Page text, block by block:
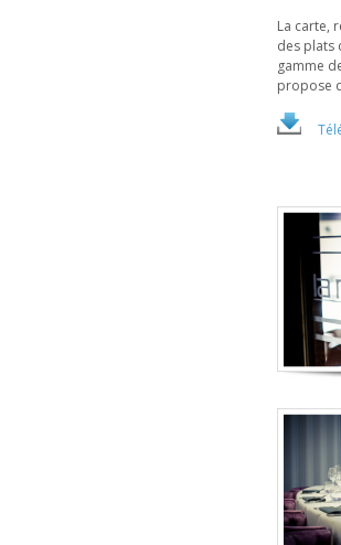
La carte,
des plats
gamme
propose